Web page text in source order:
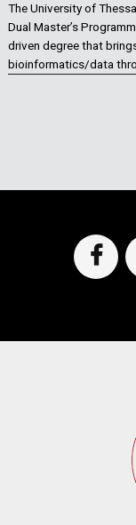
The University of
Dual Master’s
driven degree that
bioinformatics/data